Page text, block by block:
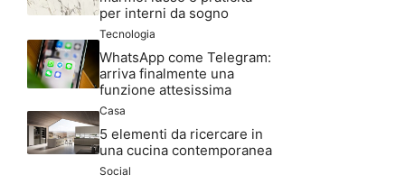
per interni da sogno
Tecnologia
WhatsApp come Telegram:
arriva finalmente una
funzione attesissima
Casa
5 elementi da ricercare in
una cucina contemporanea
Social